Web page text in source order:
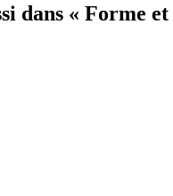
dans « Forme et